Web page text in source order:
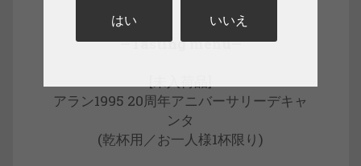
—Tasting menu—
アラン1995 20周年アニバーサリーデキャ
ンタ
(乾杯用／お一人様1杯限り)
はい いいえ